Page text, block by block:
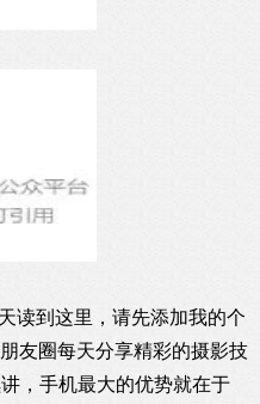
到这里，请先添加我的个
友圈每天分享精彩的摄影技
，手机最大的优势就在于